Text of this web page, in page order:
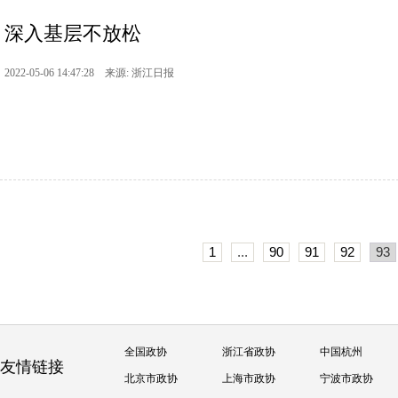
深入基层不放松
2022-05-06 14:47:28 来源: 浙江日报
1 ... 90 91 92 93
友情链接
全国政协 浙江省政协 中国杭州
北京市政协 上海市政协 宁波市政协